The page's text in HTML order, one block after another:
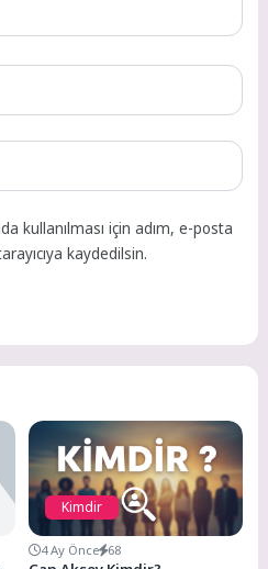
kullanılması için adım, e-posta
kaydedilsin.
Kimdir
4 Ay Önce 68